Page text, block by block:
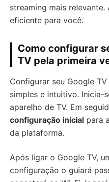
streaming mais
eficiente para você.
Como configurar
TV pela primeira
Configurar seu Google
simples e intuitivo. Inicia-
aparelho de TV. Em
configuração inicial para
da plataforma.
Após ligar o Google TV,
configuração o guiará